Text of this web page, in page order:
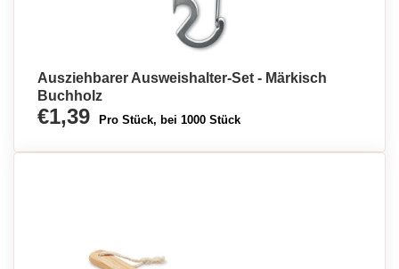
Ausziehbarer Ausweishalter-Set - Märkisch
Buchholz
€1,39 Pro Stück, bei 1000 Stück